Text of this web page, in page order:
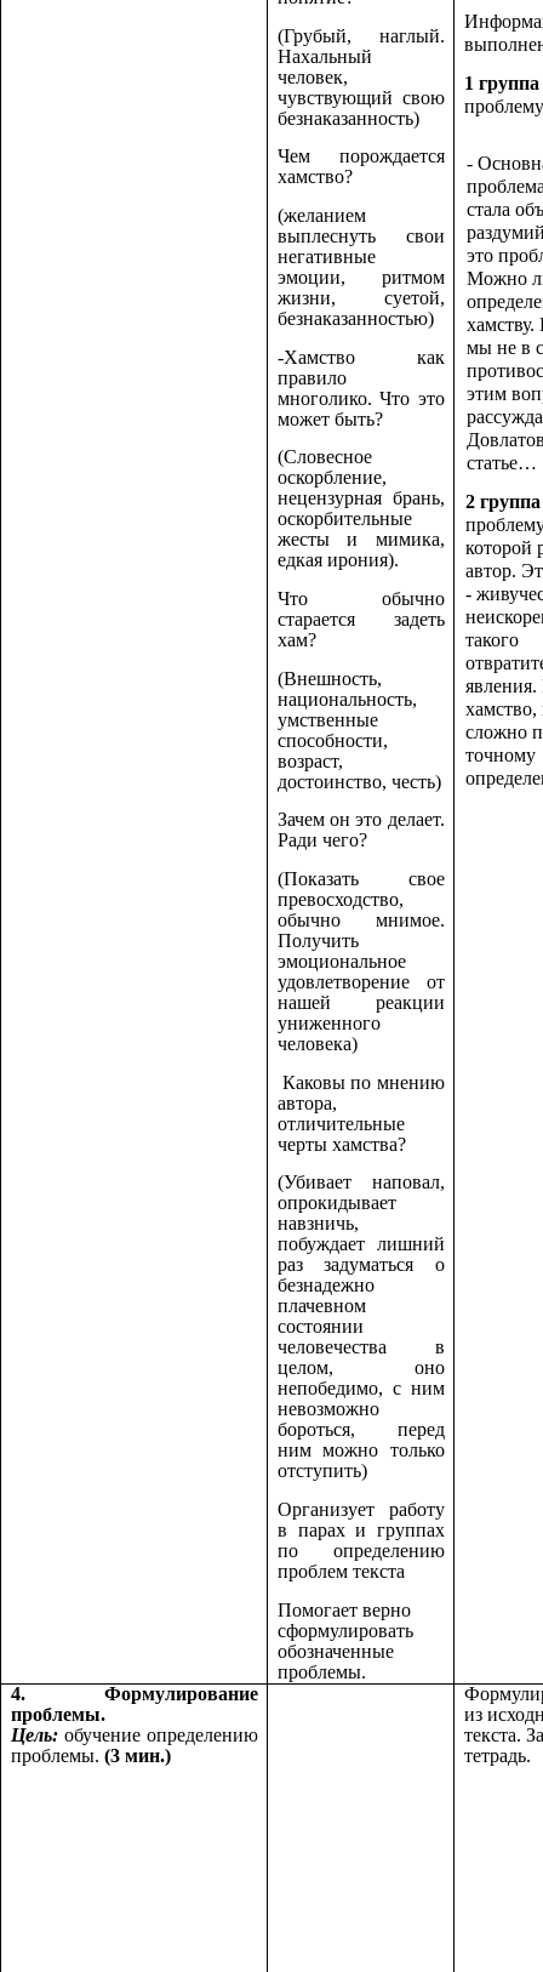
(Грубый, наглый.
Нахальный
человек,
чувствующий свою
безнаказанность)
Чем порождается
хамство?
(желанием
выплеснуть свои
негативные
эмоции, ритмом
жизни, суетой,
безнаказанностью)
-Хамство как
правило
многолико. Что это
может быть?
(Словесное
оскорбление,
нецензурная брань,
оскорбительные
жесты и мимика,
едкая ирония).
Что обычно
старается задеть
хам?
(Внешность,
национальность,
умственные
способности,
возраст,
достоинство, честь)
Зачем он это делает.
Ради чего?
(Показать свое
превосходство,
обычно мнимое.
Получить
эмоциональное
удовлетворение от
нашей реакции
униженного
человека)
Каковы по мнению
автора,
отличительные
черты хамства?
(Убивает наповал,
опрокидывает
навзничь,
побуждает лишний
раз задуматься о
безнадежно
плачевном
состоянии
человечества в
целом, оно
непобедимо, с ним
невозможно
бороться, перед
ним можно только
отступить)
Организует работу
в парах и группах
по определению
проблем текста
Помогает верно
сформулировать
обозначенные
проблемы.
1 группа
-
стала
это
Можно
мы не в
этим
статье…
2 группа
которой
автор.
-
такого
хамство,
сложно
точному
4. Формулирование
проблемы.
Цель: обучение определению
проблемы. (3 мин.)
из
текста.
тетрадь.